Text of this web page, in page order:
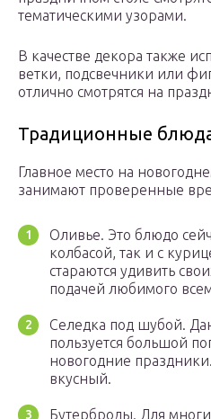
тематическими узорами.
В качестве декора также
ветки, подсвечники или
отлично смотрятся на
Традиционные
Главное место на
занимают проверенные
Оливье. Это блюдо
колбасой, так и с
стараются удивить
подачей любимого
Селедка под шубой.
пользуется большой
новогодние
вкусный.
Бутерброды. Для